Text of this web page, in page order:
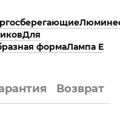
Для
формаЛампа E
Возврат